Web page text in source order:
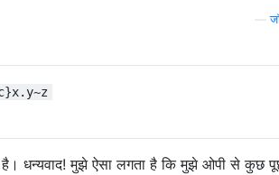
—
है। धन्यवाद! मुझे ऐसा लगता है कि मुझे ओपी से कुछ